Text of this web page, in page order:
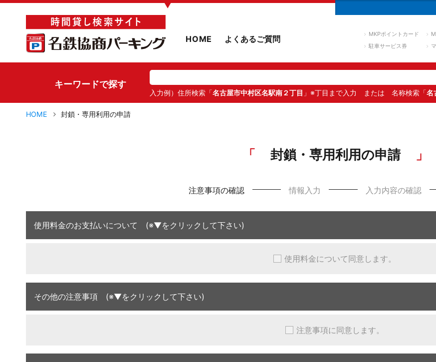
▼
HOME よくあるご質問 MKPポイントカード
駐車サービス券
キーワードで探す
入力例）住所検索「名古屋市中村区名駅南２丁目 」※丁目まで入力 または 名称検索「名
HOME 封鎖・専用利用の申請
封鎖・専用利用の申請
注意事項の確認 情報入力 入力内容の確認
使用料金のお支払いについて (※▼をクリックして下さい)
使用料金について同意します。
その他の注意事項 (※▼をクリックして下さい)
注意事項に同意します。